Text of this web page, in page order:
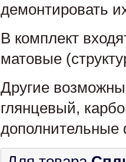
демонтировать
В комплект
матовые
Другие
глянцевый,
дополнительные